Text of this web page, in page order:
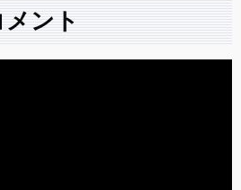
ント